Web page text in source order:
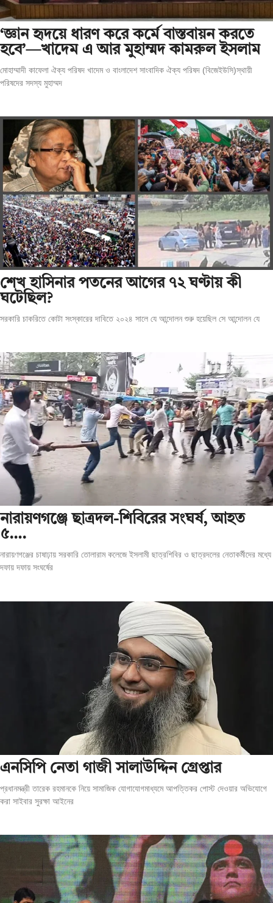
‘জ্ঞান হৃদয়ে ধারণ করে কর্মে বাস্তবায়ন করতে
হবে’—খাদেম এ আর মুহাম্মদ কামরুল ইসলাম
মোহাম্মাদী কাফেলা ঐক্য পরিষদ খাদেম ও বাংলাদেশ সাংবাদিক ঐক্য পরিষদ (বিজেইউসি)স্থায়ী
পরিষদের সদস্য মুহাম্মদ
শেখ হাসিনার পতনের আগের ৭২ ঘণ্টায় কী
ঘটেছিল?
সরকারি চাকরিতে কোটা সংস্কারের দাবিতে ২০২৪ সালে যে আন্দোলন শুরু হয়েছিল সে আন্দোলন যে
‎নারায়ণগঞ্জে ছাত্রদল-শিবিরের সংঘর্ষ, আহত
৫….
নারায়ণগঞ্জের চাষাঢ়ায় সরকারি তোলারাম কলেজে ইসলামী ছাত্রশিবির ও ছাত্রদলের নেতাকর্মীদের মধ্যে
দফায় দফায় সংঘর্ষের
এনসিপি নেতা গাজী সালাউদ্দিন গ্রেপ্তার
প্রধানমন্ত্রী তারেক রহমানকে নিয়ে সামাজিক যোগাযোগমাধ্যমে আপত্তিকর পোস্ট দেওয়ার অভিযোগে
করা সাইবার সুরক্ষা আইনের